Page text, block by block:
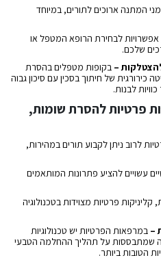
המתנה ארוכים לתורים, במיוחד
לבחירת הרופא המטפל או
שלכם.
– בקופות מטפלים בהסרת
כירורגית של חיתוך בסכין עם סיכון גבוה
לבנות.
פרטיות להסרת שומות,
לרוב ניתן לקבוע תורים במהירות,
עשויים להציע פתרונות המותאמים
קליניקות פרטיות מצוידות בטכנולוגיה
– במרפאות הפרטיות יש טכנולוגיות
שמתבססות על תהליך ההחלמה הטבעי
הטובות ביותר.